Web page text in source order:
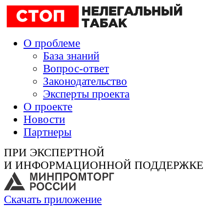
О проблеме
База знаний
Вопрос-ответ
Законодательство
Эксперты проекта
О проекте
Новости
Партнеры
ПРИ ЭКСПЕРТНОЙ
И ИНФОРМАЦИОННОЙ ПОДДЕРЖКЕ
Скачать приложение